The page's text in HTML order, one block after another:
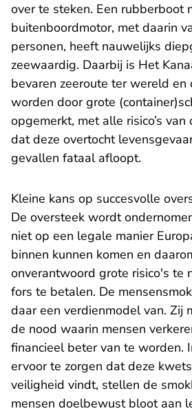
over te steken. Een rubberboot
buitenboordmotor, met daarin
personen, heeft nauwelijks
zeewaardig. Daarbij is Het
bevaren zeeroute ter wereld en
worden door grote
opgemerkt, met alle risico’s
dat deze overtocht
gevallen fataal afloopt.
Kleine kans op succesvolle
De oversteek wordt
niet op een legale manier
binnen kunnen komen en
onverantwoord grote risico's te
fors te betalen. De
daar een verdienmodel van. Zij
de nood waarin mensen
financieel beter van te worden.
ervoor te zorgen dat deze
veiligheid vindt, stellen de
mensen doelbewust bloot aan